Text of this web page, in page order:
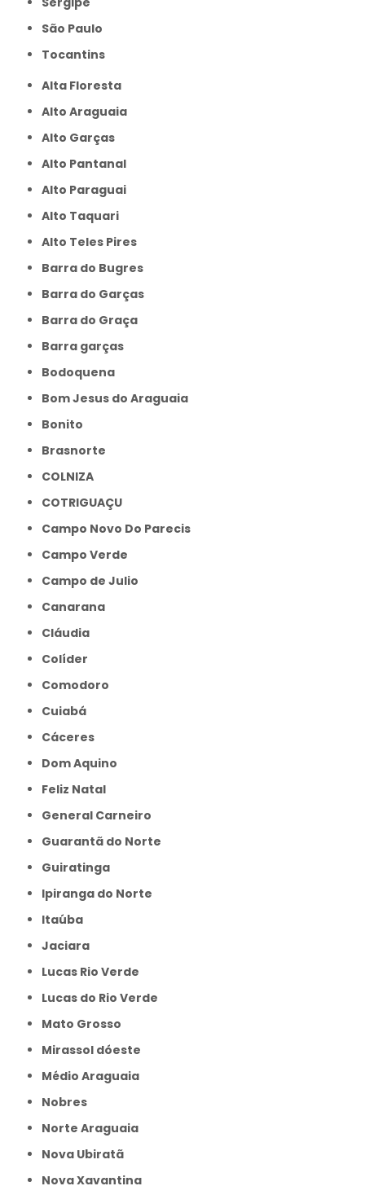
São Paulo
Tocantins
Alta Floresta
Alto Araguaia
Alto Garças
Alto Pantanal
Alto Paraguai
Alto Taquari
Alto Teles Pires
Barra do Bugres
Barra do Garças
Barra do Graça
Barra garças
Bodoquena
Bom Jesus do Araguaia
Bonito
Brasnorte
COLNIZA
COTRIGUAÇU
Campo Novo Do Parecis
Campo Verde
Campo de Julio
Canarana
Cláudia
Colíder
Comodoro
Cuiabá
Cáceres
Dom Aquino
Feliz Natal
General Carneiro
Guarantã do Norte
Guiratinga
Ipiranga do Norte
Itaúba
Jaciara
Lucas Rio Verde
Lucas do Rio Verde
Mato Grosso
Mirassol dóeste
Médio Araguaia
Nobres
Norte Araguaia
Nova Ubiratã
Nova Xavantina